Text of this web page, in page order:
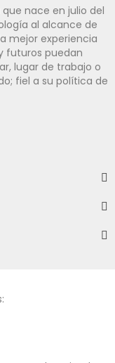
que nace en julio del
al alcance de
mejor experiencia
futuros puedan
lugar de trabajo o
fiel a su política de